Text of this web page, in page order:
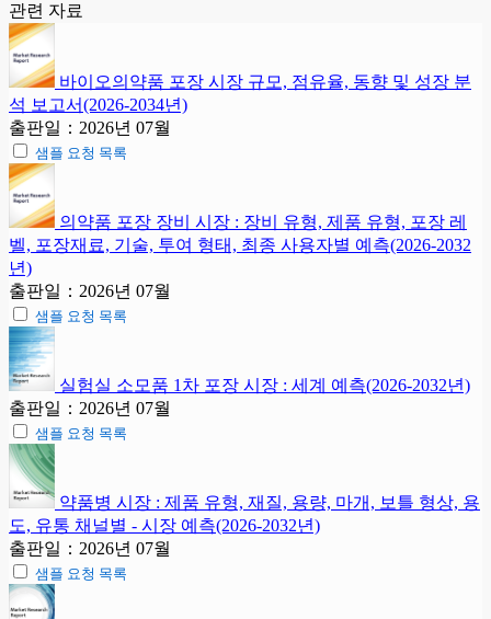
관련 자료
바이오의약품 포장 시장 규모, 점유율, 동향 및 성장 분
석 보고서(2026-2034년)
출판일：2026년 07월
샘플 요청 목록
의약품 포장 장비 시장 : 장비 유형, 제품 유형, 포장 레
벨, 포장재료, 기술, 투여 형태, 최종 사용자별 예측(2026-2032
년)
출판일：2026년 07월
샘플 요청 목록
실험실 소모품 1차 포장 시장 : 세계 예측(2026-2032년)
출판일：2026년 07월
샘플 요청 목록
약품병 시장 : 제품 유형, 재질, 용량, 마개, 보틀 형상, 용
도, 유통 채널별 - 시장 예측(2026-2032년)
출판일：2026년 07월
샘플 요청 목록